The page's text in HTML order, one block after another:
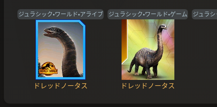
ジュラシック・ワールド・アライブ
ドレッドノータス
ジュラシック・ワールド・ゲーム
ドレッドノータス
ジュラシ